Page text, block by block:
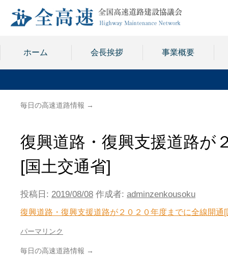
ホーム 会長挨拶 事業概要
毎日の高速道路情報 →
復興道路・復興支援道路が
[国土交通省]
投稿日: 2019/08/08 作成者: adminzenkousoku
復興道路・復興支援道路が２０２０年度までに全線開通
パーマリンク
毎日の高速道路情報 →